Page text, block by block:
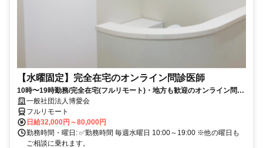
【水曜固定】完全在宅のオンライン問診医師
10時〜19時勤務/完全在宅(フルリモート)・地方も歓迎のオンライン問診
業務一般社団法人博愛会
フルリモート
日給32,000円～80,000円
勤務時間・曜日: ✅勤務時間 毎週水曜日 10:00～19:00 ※他の曜日も
ご相談に乗れます。